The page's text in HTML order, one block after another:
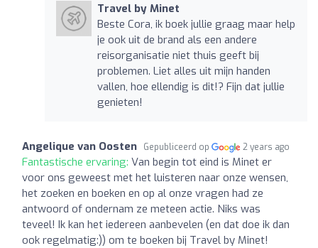
Travel by Minet
Beste Cora, ik boek jullie graag maar help
je ook uit de brand als een andere
reisorganisatie niet thuis geeft bij
problemen. Liet alles uit mijn handen
vallen, hoe ellendig is dit!? Fijn dat jullie
genieten!
Angelique van Oosten Gepubliceerd op 2 years ago
Fantastische ervaring: Van begin tot eind is Minet er
voor ons geweest met het luisteren naar onze wensen,
het zoeken en boeken en op al onze vragen had ze
antwoord of ondernam ze meteen actie. Niks was
teveel! Ik kan het iedereen aanbevelen (en dat doe ik dan
ook regelmatig:)) om te boeken bij Travel by Minet!